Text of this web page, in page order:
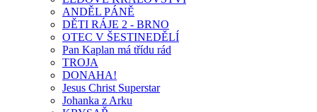
ANDĚL PÁNĚ
DĚTI RÁJE 2 - BRNO
OTEC V ŠESTINEDĚLÍ
Pan Kaplan má třídu rád
TROJA
DONAHA!
Jesus Christ Superstar
Johanka z Arku